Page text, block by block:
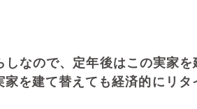
しなので、定年後はこの実家
を建て替えても経済的にリ